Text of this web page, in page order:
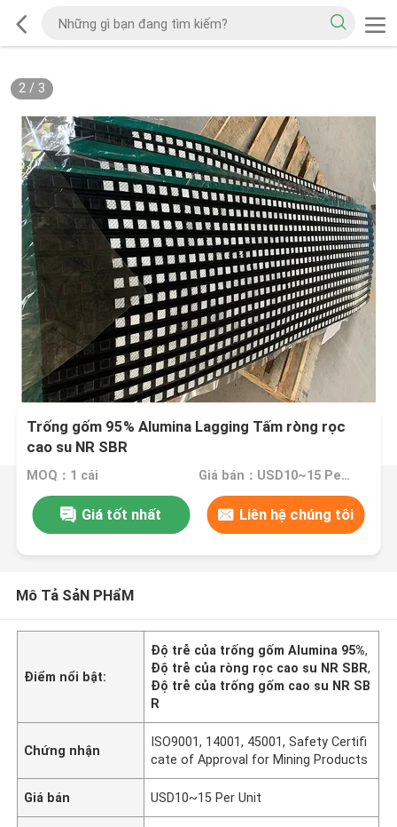
2/ 3
Trống gốm 95% Alumina Lagging Tấm ròng rọc
cao su NR SBR
MOQ：1 cái Giá bán：USD10~15 Per Unit
Giá tốt nhất Liên hệ chúng tôi
Mô Tả SảN PHẩM
Điểm nổi bật:
Độ trễ của trống gốm Alumina 95%,
Độ trễ của ròng rọc cao su NR SBR,
Độ trễ của trống gốm cao su NR SB
R
Chứng nhận
ISO9001, 14001, 45001, Safety Certifi
cate of Approval for Mining Products
Giá bán USD10~15 Per Unit